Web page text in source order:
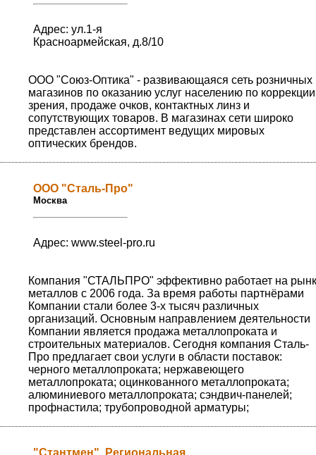
Адрес: ул.1-я
Красноармейская, д.8/10
ООО "Союз-Оптика" - развивающаяся сеть розничных
магазинов по оказанию услуг населению по коррекции
зрения, продаже очков, контактных линз и
сопутствующих товаров. В магазинах сети широко
представлен ассортимент ведущих мировых
оптических брендов.
ООО "Сталь-Про"
Москва
Адрес: www.steel-pro.ru
Компания "СТАЛЬПРО" эффективно работает на
металлов с 2006 года. За время работы партнёрами
Компании стали более 3-х тысяч различных
организаций. Основным направлением деятельности
Компании является продажа металлопроката и
строительных материалов. Сегодня компания Сталь-
Про предлагает свои услуги в области поставок:
черного металлопроката; нержавеющего
металлопроката; оцинкованного металлопроката;
алюминиевого металлопроката; сэндвич-панелей;
профнастила; трубопроводной арматуры;